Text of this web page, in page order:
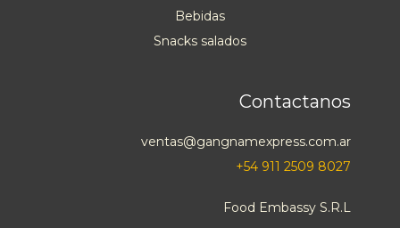
Bebidas
Snacks salados
Contactanos
ventas@gangnamexpress.com.ar
+54 911 2509 8027
Food Embassy S.R.L